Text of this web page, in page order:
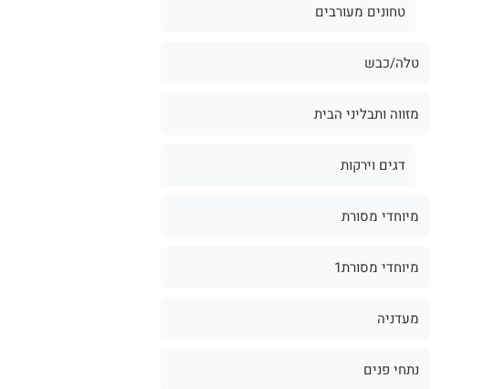
טחונים מעורבים
טלה/כבש
מזווה ותבליני הבית
דגים וירקות
מיוחדי מסורת
מיוחדי מסורת1
מעדניה
נתחי פנים